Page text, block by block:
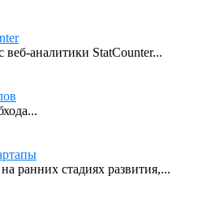
аналитики StatCounter...
ранних стадиях развития,...